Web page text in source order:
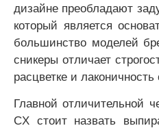
дизайне преобладают
который является
большинство моделей
сникеры отличает
расцветке и лаконичность
Главной отличительной
CX стоит назвать